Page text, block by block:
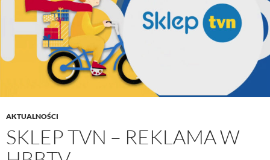
AKTUALNOŚCI
SKLEP TVN – REKLAMA W